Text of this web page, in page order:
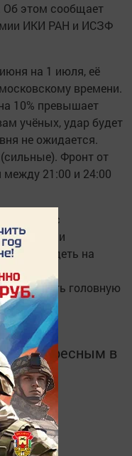
этом сообщает
ИКИ РАН и ИСЗФ
на 1 июля, её
времени.
10% превышает
учёных, удар будет
не ожидается.
Фронт от
21:00 и 24:00
с
и
увидеть на
головную
и интересным в
в
MАХ: